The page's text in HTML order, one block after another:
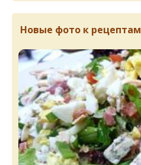
Новые фото к рецептам